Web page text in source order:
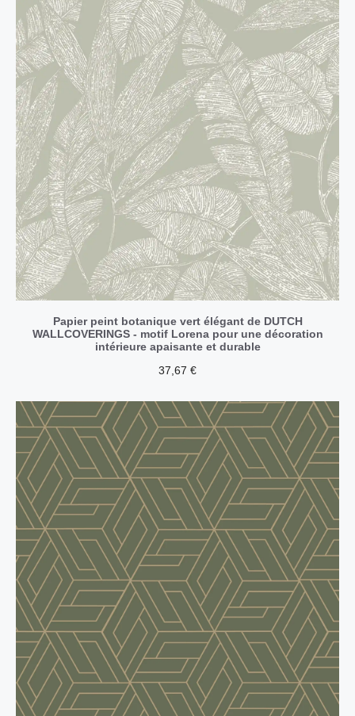
Papier peint botanique vert élégant de DUTCH
WALLCOVERINGS - motif Lorena pour une décoration
intérieure apaisante et durable
37,67 €